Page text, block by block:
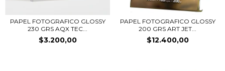
PAPEL FOTOGRAFICO GLOSSY
230 GRS AQX TEC...
$3.200,00
PAPEL FOTOGRAFICO GLOSSY
200 GRS ART JET...
$12.400,00